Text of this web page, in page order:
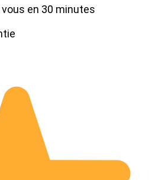
en 30 minutes